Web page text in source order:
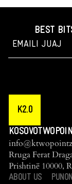
BEST
K2.0
Rruga Ferat
Prishtinë 10000,
ABOUT US